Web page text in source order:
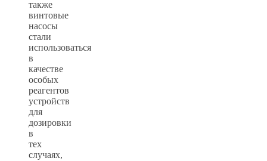
также
винтовые
насосы
стали
использоваться
в
качестве
особых
реагентов
устройств
для
дозировки
в
тех
случаях,